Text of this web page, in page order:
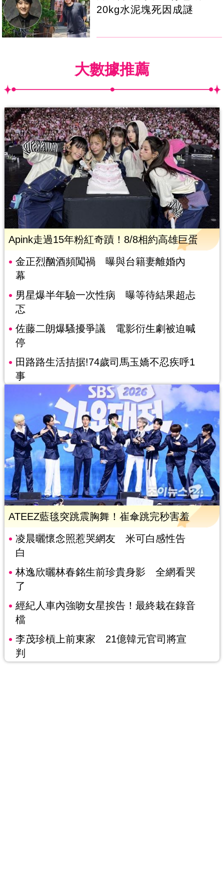
20kg水泥塊死因成謎
大數據推薦
Apink走過15年粉紅奇蹟！8/8相約高雄巨蛋
金正烈酗酒頻闖禍 曝與台籍妻離婚內
幕
男星爆半年驗一次性病 曝等待結果超忐
忑
佐藤二朗爆騷擾爭議 電影衍生劇被迫喊
停
田路路生活拮据!74歲司馬玉嬌不忍疾呼1
事
ATEEZ藍毯突跳震胸舞！崔傘跳完秒害羞
凌晨曬懷念照惹哭網友 米可白感性告
白
林逸欣曬林春銘生前珍貴身影 全網看哭
了
經紀人車內強吻女星挨告！最終栽在錄音
檔
李茂珍槓上前東家 21億韓元官司將宣
判